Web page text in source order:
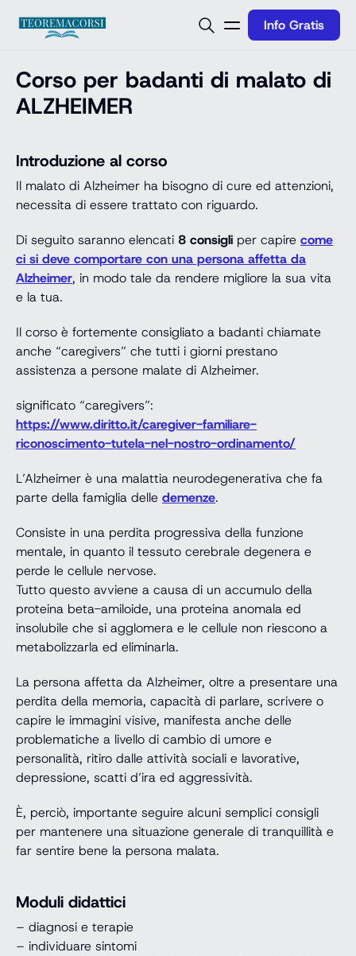
Info Gratis
Corso per badanti di malato di
ALZHEIMER
Introduzione al corso
Il malato di Alzheimer ha bisogno di cure ed attenzioni,
necessita di essere trattato con riguardo.
Di seguito saranno elencati 8 consigli per capire come
ci si deve comportare con una persona affetta da
Alzheimer, in modo tale da rendere migliore la sua vita
e la tua.
Il corso è fortemente consigliato a badanti chiamate
anche “caregivers” che tutti i giorni prestano
assistenza a persone malate di Alzheimer.
significato “caregivers”:
https://www.diritto.it/caregiver-familiare-
riconoscimento-tutela-nel-nostro-ordinamento/
L’Alzheimer è una malattia neurodegenerativa che fa
parte della famiglia delle demenze.
Consiste in una perdita progressiva della funzione
mentale, in quanto il tessuto cerebrale degenera e
perde le cellule nervose.
Tutto questo avviene a causa di un accumulo della
proteina beta-amiloide, una proteina anomala ed
insolubile che si agglomera e le cellule non riescono a
metabolizzarla ed eliminarla.
La persona affetta da Alzheimer, oltre a presentare una
perdita della memoria, capacità di parlare, scrivere o
capire le immagini visive, manifesta anche delle
problematiche a livello di cambio di umore e
personalità, ritiro dalle attività sociali e lavorative,
depressione, scatti d’ira ed aggressività.
È, perciò, importante seguire alcuni semplici consigli
per mantenere una situazione generale di tranquillità e
far sentire bene la persona malata.
Moduli didattici
– diagnosi e terapie
– individuare sintomi